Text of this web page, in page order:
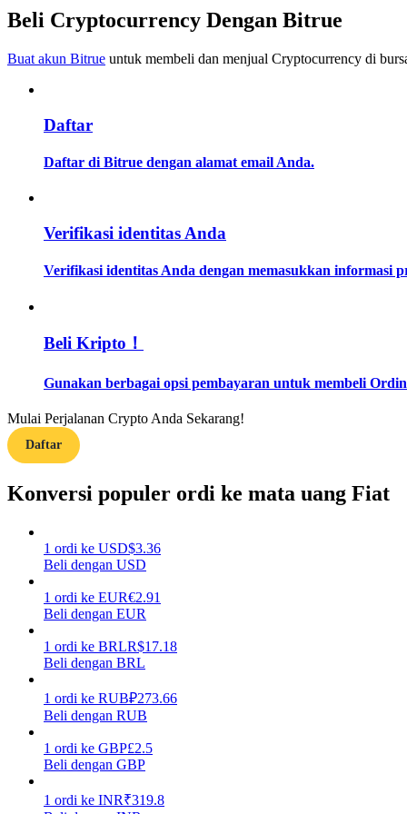
Menjadi Pedagang Salinan
Informasi
Analisis data besar termasuk info perdagangan, dll.
Memandu
Strategi perdagangan
Pelajari cara untuk tetap menghasilkan keuntungan
Beli Cryptocurrency Dengan Bitrue
Buat akun Bitrue untuk membeli dan menjual Cryptocurrency di
Daftar
Daftar di Bitrue dengan alamat email Anda.
Verifikasi identitas Anda
Verifikasi identitas Anda dengan memasukkan informasi
Beli Kripto！
Gunakan berbagai opsi pembayaran untuk membeli
Mulai Perjalanan Crypto Anda Sekarang!
Daftar
Konversi populer ordi ke mata uang Fiat
1 ordi ke USD$3.36
Beli dengan USD
1 ordi ke EUR€2.91
Beli dengan EUR
1 ordi ke BRLR$17.18
Beli dengan BRL
1 ordi ke RUB₽273.66
Beli dengan RUB
1 ordi ke GBP£2.5
Beli dengan GBP
1 ordi ke INR₹319.8